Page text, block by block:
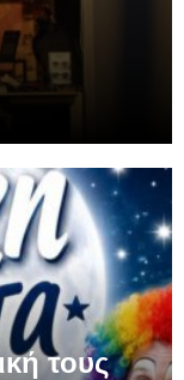
τους